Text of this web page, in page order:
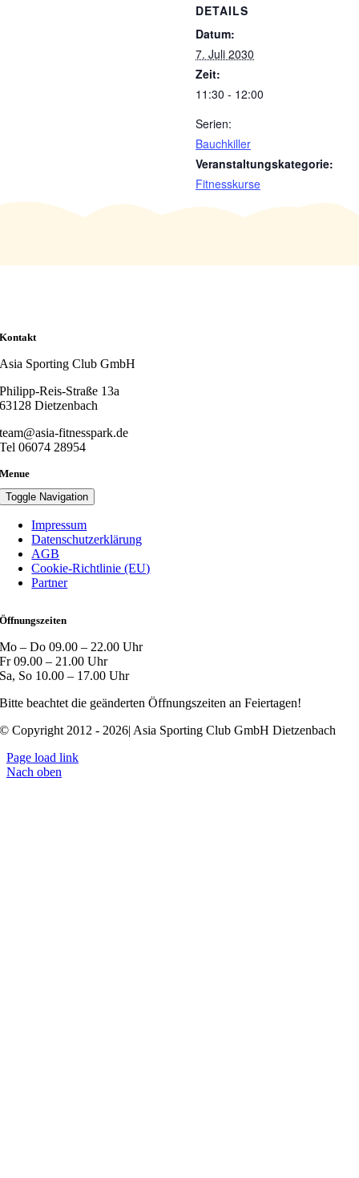
DETAILS
Datum:
7. Juli 2030
Zeit:
11:30 - 12:00
Serien:
Bauchkiller
Veranstaltungskategorie:
Fitnesskurse
Kontakt
Asia Sporting Club GmbH
Philipp-Reis-Straße 13a
63128 Dietzenbach
team@asia-fitnesspark.de
Tel 06074 28954
Menue
Toggle Navigation
Impressum
Datenschutzerklärung
AGB
Cookie-Richtlinie (EU)
Partner
Öffnungszeiten
Mo – Do 09.00 – 22.00 Uhr
Fr 09.00 – 21.00 Uhr
Sa, So 10.00 – 17.00 Uhr
Bitte beachtet die geänderten Öffnungszeiten an Feiertagen!
© Copyright 2012 - 2026| Asia Sporting Club GmbH Dietzenbach
Page load link
Nach oben